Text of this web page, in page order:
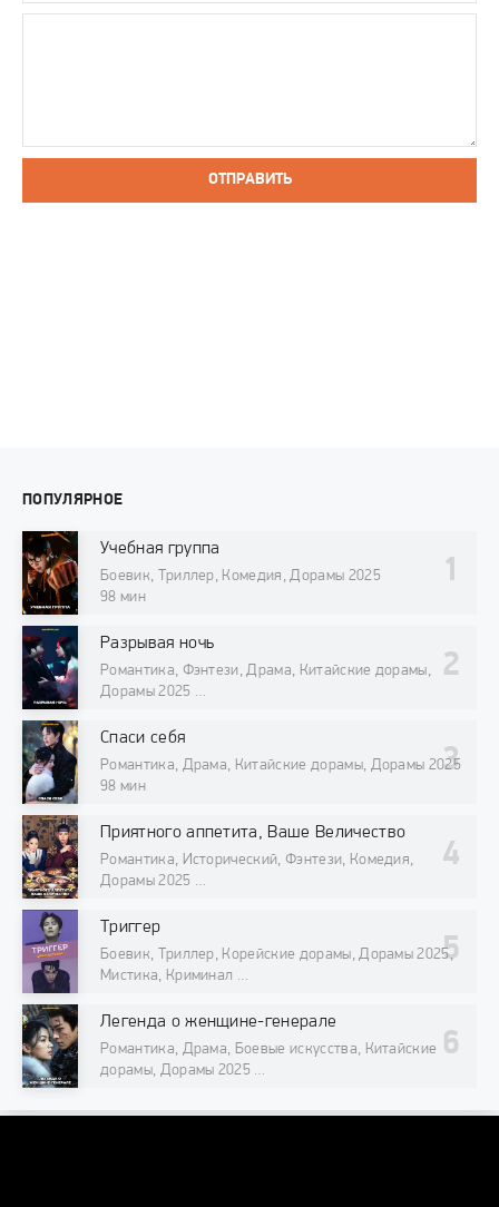
ОТПРАВИТЬ
ПОПУЛЯРНОЕ
Учебная группа
Боевик, Триллер, Комедия, Дорамы 2025
98 мин
Разрывая ночь
Романтика, Фэнтези, Драма, Китайские дорамы,
Дорамы 2025
Спаси себя
Романтика, Драма, Китайские дорамы, Дорамы 2025
98 мин
Приятного аппетита, Ваше Величество
Романтика, Исторический, Фэнтези, Комедия,
Дорамы 2025
Триггер
Боевик, Триллер, Корейские дорамы, Дорамы 2025,
Мистика, Криминал
Легенда о женщине-генерале
Романтика, Драма, Боевые искусства, Китайские
дорамы, Дорамы 2025